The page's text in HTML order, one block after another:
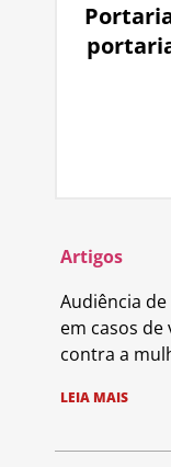
Artigos
Audiência
em casos
contra a
LEIA MAIS